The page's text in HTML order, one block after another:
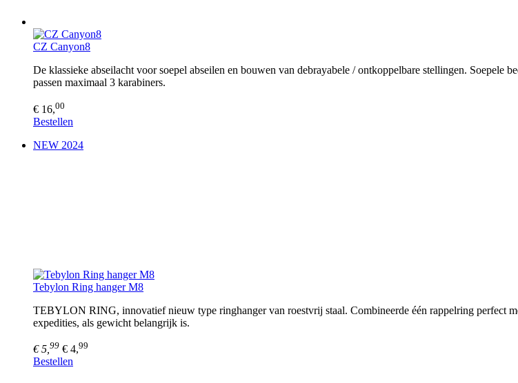
CZ Canyon8
De klassieke abseilacht voor soepel abseilen en bouwen van debrayabele / ontkoppelbare stellingen.
passen maximaal 3 karabiners.
€ 16,00
Bestellen
NEW 2024
Tebylon Ring hanger M8
TEBYLON RING, innovatief nieuw type ringhanger van roestvrij staal. Combineerde één rappelring perfect
expedities, als gewicht belangrijk is.
€ 5, 99 € 4,99
Bestellen